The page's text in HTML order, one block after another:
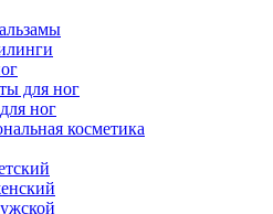
для ног
ног
косметика